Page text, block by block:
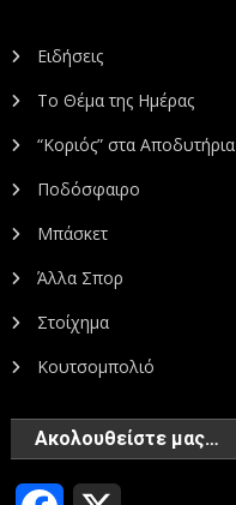
Ειδήσεις
Το Θέμα της Ημέρας
“Κοριός” στα Αποδυτήρια
Ποδόσφαιρο
Μπάσκετ
Άλλα Σπορ
Στοίχημα
Κουτσομπολιό
Ακολουθείστε μας…